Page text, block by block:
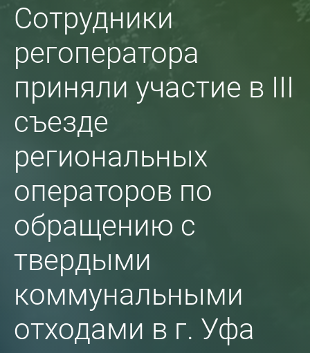
Сотрудники
регоператора
приняли участие в III
съезде
региональных
операторов по
обращению с
твердыми
коммунальными
отходами в г. Уфа